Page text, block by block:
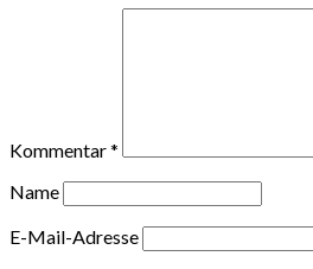
Kommentar*
Name
E-Mail-Adresse